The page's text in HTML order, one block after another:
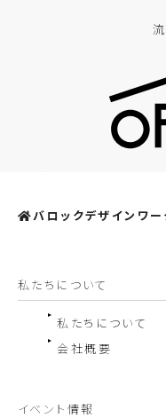
バロックデザインワ
私たちについて
私たちについて
会社概要
イベント情報